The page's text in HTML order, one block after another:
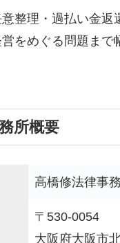
整理・過払い金
をめぐる問題まで
所概要
高橋修法律事
〒530-0054
大阪府大阪市